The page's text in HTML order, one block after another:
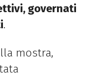
governati
.
mostra,